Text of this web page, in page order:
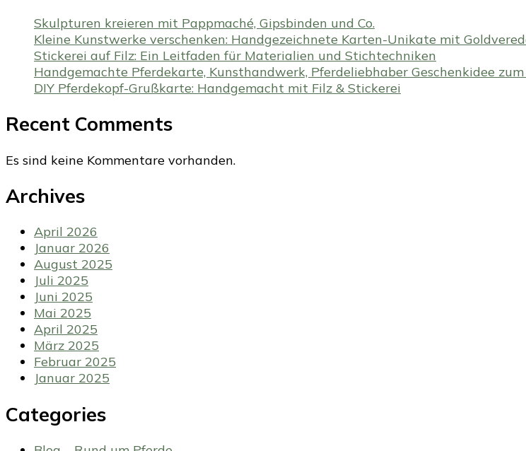
Skulpturen kreieren mit Pappmaché, Gipsbinden und Co.
Kleine Kunstwerke verschenken: Handgezeichnete Karten-Unikate mit
Stickerei auf Filz: Ein Leitfaden für Materialien und Stichtechniken
Handgemachte Pferdekarte, Kunsthandwerk, Pferdeliebhaber Geschenkidee
DIY Pferdekopf-Grußkarte: Handgemacht mit Filz & Stickerei
Recent Comments
Es sind keine Kommentare vorhanden.
Archives
April 2026
Januar 2026
August 2025
Juli 2025
Juni 2025
Mai 2025
April 2025
März 2025
Februar 2025
Januar 2025
Categories